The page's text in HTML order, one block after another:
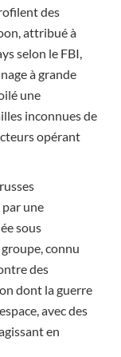
des
attribué à
selon le FBI,
à grande
une
inconnues de
opérant
une
sous
connu
des
dont la guerre
avec des
en